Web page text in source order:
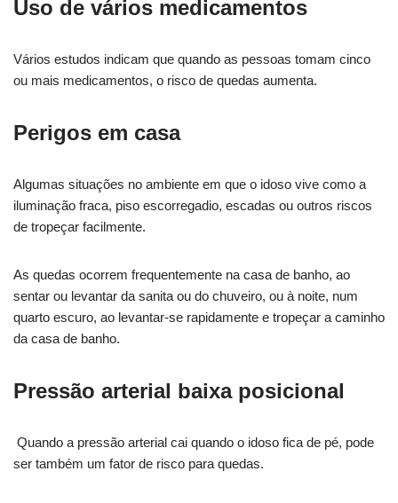
Uso de vários medicamentos
Vários estudos indicam que quando as pessoas tomam cinco
ou mais medicamentos, o risco de quedas aumenta.
Perigos em casa
Algumas situações no ambiente em que o idoso vive como a
iluminação fraca, piso escorregadio, escadas ou outros riscos
de tropeçar facilmente.
As quedas ocorrem frequentemente na casa de banho, ao
sentar ou levantar da sanita ou do chuveiro, ou à noite, num
quarto escuro, ao levantar-se rapidamente e tropeçar a caminho
da casa de banho.
Pressão arterial baixa posicional
Quando a pressão arterial cai quando o idoso fica de pé, pode
ser também um fator de risco para quedas.